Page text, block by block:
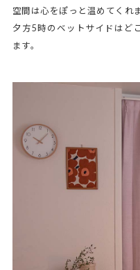
空間は心をぽっと温めてくれ
夕方5時のベットサイドはど
ます。